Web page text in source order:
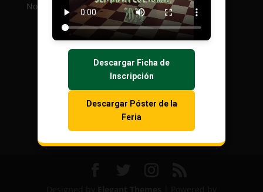
Descargar Ficha de
Inscripción
Descargar Póster de la
Feria
No archives to show. No categories